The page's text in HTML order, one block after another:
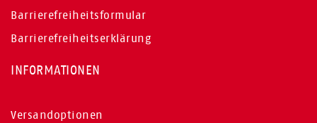
Barrierefreiheitsformular
Barrierefreiheitserklärung
INFORMATIONEN
Versandoptionen